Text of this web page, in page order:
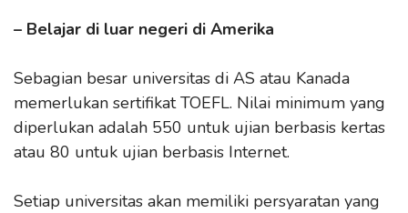
– Belajar di luar negeri di Amerika
Sebagian besar universitas di AS atau Kanada
memerlukan sertifikat TOEFL. Nilai minimum yang
diperlukan adalah 550 untuk ujian berbasis kertas
atau 80 untuk ujian berbasis Internet.
Setiap universitas akan memiliki persyaratan yang